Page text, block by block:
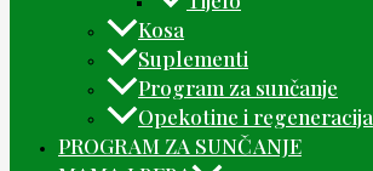
Kosa
Suplementi
Program za sunčanje
Opekotine i regeneracija
PROGRAM ZA SUNČANJE